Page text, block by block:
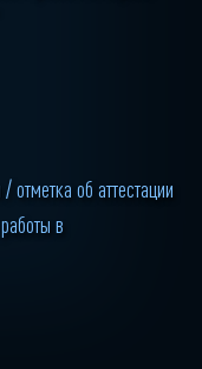
об аттестации
в